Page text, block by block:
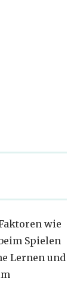
wie
Spielen
Lernen und